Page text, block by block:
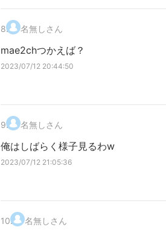
8. 名無しさん
mae2chつかえば？
2023/07/12 20:44:50
9. 名無しさん
俺はしばらく様子見るわw
2023/07/12 21:05:36
10. 名無しさん